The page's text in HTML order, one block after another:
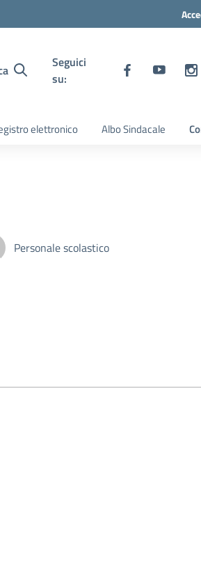
Seguici
su:
elettronico Albo Sindacale
Personale scolastico